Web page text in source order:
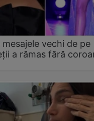
vechi de pe
a rămas fără